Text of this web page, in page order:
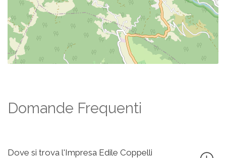
Domande Frequenti
Dove si trova l'Impresa Edile Coppelli